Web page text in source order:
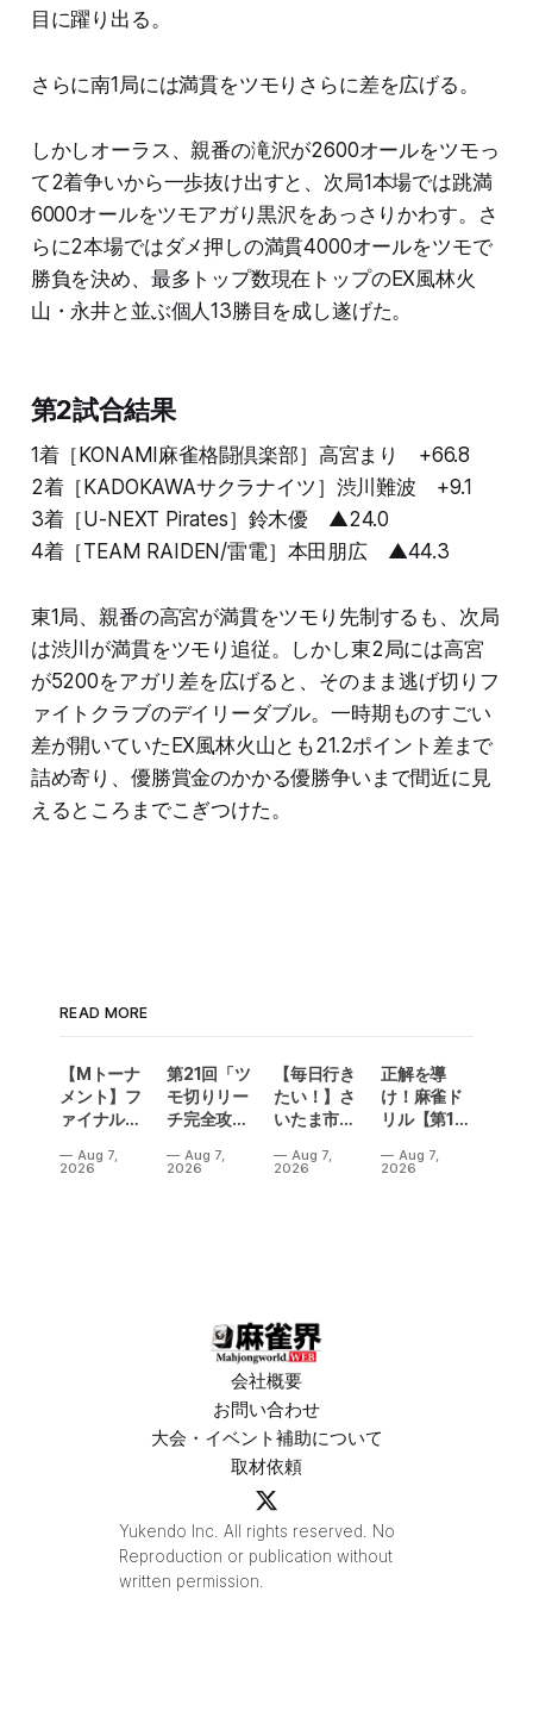
目に躍り出る。
さらに南1局には満貫をツモりさらに差を広げる。
しかしオーラス、親番の滝沢が2600オールをツモっ
て2着争いから一歩抜け出すと、次局1本場では跳満
6000オールをツモアガり黒沢をあっさりかわす。さ
らに2本場ではダメ押しの満貫4000オールをツモで
勝負を決め、最多トップ数現在トップのEX風林火
山・永井と並ぶ個人13勝目を成し遂げた。
第2試合結果
1着［KONAMI麻雀格闘倶楽部］高宮まり +66.8
2着［KADOKAWAサクラナイツ］渋川難波 +9.1
3着［U-NEXT Pirates］鈴木優 ▲24.0
4着［TEAM RAIDEN/雷電］本田朋広 ▲44.3
東1局、親番の高宮が満貫をツモり先制するも、次局
は渋川が満貫をツモり追従。しかし東2局には高宮
が5200をアガリ差を広げると、そのまま逃げ切りフ
ァイトクラブのデイリーダブル。一時期ものすごい
差が開いていたEX風林火山とも21.2ポイント差まで
詰め寄り、優勝賞金のかかる優勝争いまで間近に見
えるところまでこぎつけた。
READ MORE
【Mトーナ
メント】フ
ァイナル／2
ニバル！東
Aug 7,
2026
第21回「ツ
モ切りリー
チ完全攻
Aug 7,
2026
【毎日行き
たい！】さ
いたま市に
誕生！？
Aug 7,
2026
正解を導
け！麻雀ド
リル【第14
Aug 7,
2026
会社概要
お問い合わせ
大会・イベント補助について
取材依頼
Yukendo Inc. All rights reserved. No
Reproduction or publication without
written permission.